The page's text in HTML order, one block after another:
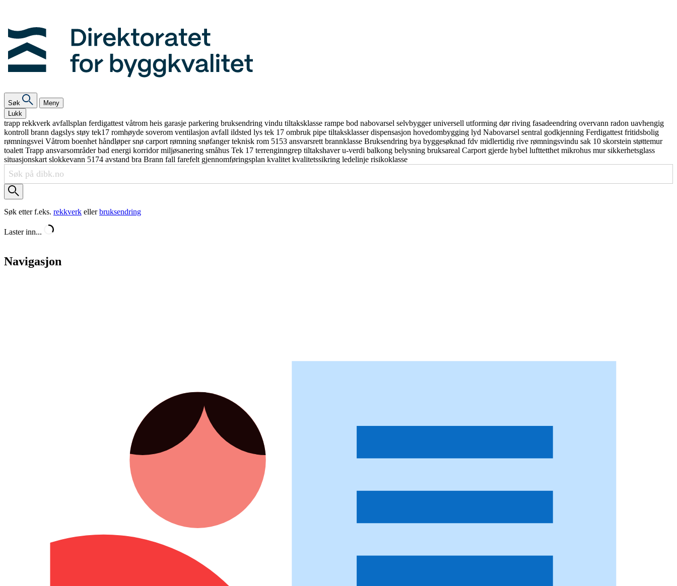
Søk
Meny
Lukk
trapp rekkverk avfallsplan ferdigattest våtrom heis garasje parkering bruksendring vindu tiltaksklasse rampe bod nabovarsel selvbyggeruniversell utforming dørriving fasadeendring overvann radon uavhengig
kontroll brann dagslys støy tek17 romhøyde soverom ventilasjon avfall ildsted lys tek 17 ombruk pipe tiltaksklasserdispensasjon hovedombygging lyd Nabovarsel sentral godkjenning Ferdigattest fritidsbolig
rømningsvei Våtrom boenhet håndløpersnø carport rømning snøfangerteknisk rom 5153 ansvarsrett brannklasse Bruksendring bya byggesøknad fdv midlertidig rive rømningsvindu sak 10 skorstein støttemur
toalett Trapp ansvarsområderbad energi korridormiljøsanering småhus Tek 17 terrenginngrep tiltakshaveru-verdi balkong belysning bruksareal Carport gjerde hybel lufttetthet mikrohus mursikkerhetsglass
situasjonskart slokkevann 5174 avstand bra Brann fall farefelt gjennomføringsplan kvalitet kvalitetssikring ledelinje risikoklasse
Søk etter f.eks. rekkverk ellerbruksendring
Laster inn...
Navigasjon